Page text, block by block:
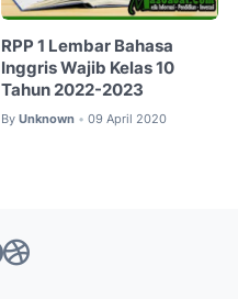
RPP 1 Lembar Bahasa
Inggris Wajib Kelas 10
Tahun 2022-2023
By Unknown • 09 April 2020